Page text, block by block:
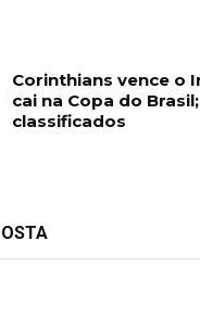
Corinthians vence o
cai na Copa do
classificados